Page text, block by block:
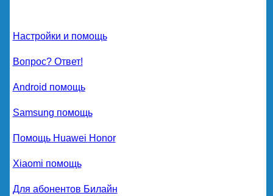
Настройки и помощь
Вопрос? Ответ!
Android помощь
Samsung помощь
Помощь Huawei Honor
Xiaomi помощь
Для абонентов Билайн